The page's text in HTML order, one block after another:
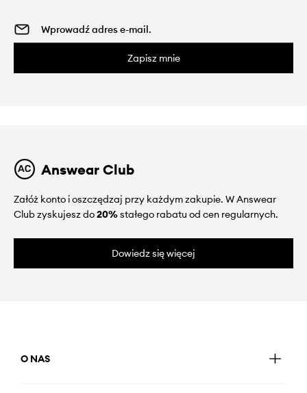
Zapisz mnie
Answear Club
Załóż konto i oszczędzaj przy każdym zakupie. W Answear
Club zyskujesz do20%stałego rabatu od cen regularnych.
Dowiedz się więcej
O NAS